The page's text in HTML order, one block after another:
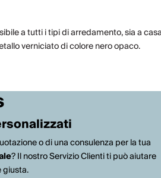
a tutti i tipi di arredamento, sia a
verniciato di colore nero opaco.
o di una consulenza per la tua
? Il nostro Servizio Clienti ti può aiutare
giusta.